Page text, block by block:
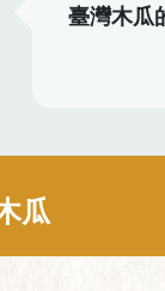
臺灣木瓜
瓜